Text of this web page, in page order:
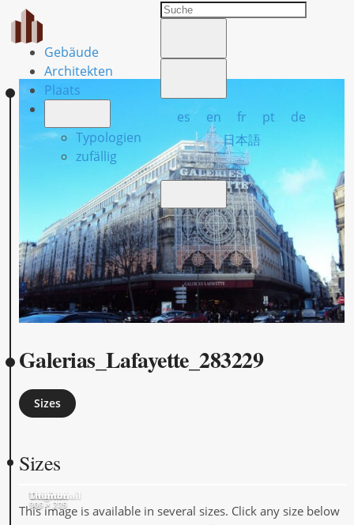
Gebäude
Architekten
Plaats
Typologien
zufällig
es en fr pt
de
日本語
Galerias_Lafayette_283229
Sizes
Sizes
Original
960 × 720
Medium
500 × 375
Thumbnail
205 × 205
This image is available in several sizes. Click any size below